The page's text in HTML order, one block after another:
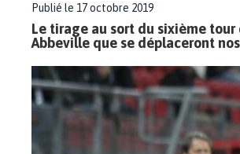
Publié le 17 octobre 2019
Le tirage au sort du sixième tour
Abbeville que se déplaceront